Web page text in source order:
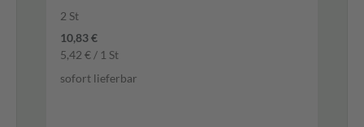
2 St
10,83 €
5,42 € / 1 St
sofort lieferbar